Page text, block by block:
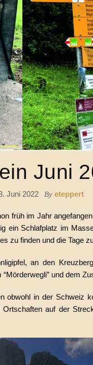
Juni
Juni 2022 By eteppert
früh im Jahr
ein Schlafplatz im
zu finden und die Tage
an den
und dem
obwohl in der Schweiz
auf der